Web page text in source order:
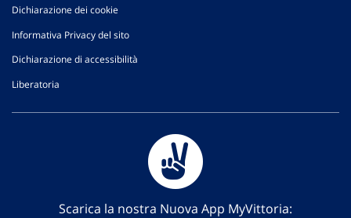
Dichiarazione dei cookie
Informativa Privacy del sito
Dichiarazione di accessibilità
Liberatoria
Scarica la nostra Nuova App MyVittoria: